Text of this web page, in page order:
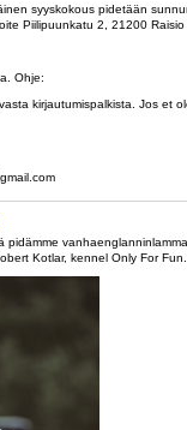
syyskokous pidetään
Piilipuunkatu 2, 21200 Raisio
Ohje:
kirjautumispalkista. Jos et
pidämme
Kotlar, kennel Only For Fun.